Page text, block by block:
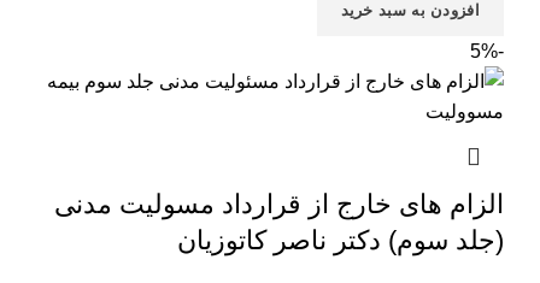
افزودن به سبد خرید
-5%
الزام های خارج از قرارداد مسولیت مدنی
(جلد سوم) دکتر ناصر کاتوزیان